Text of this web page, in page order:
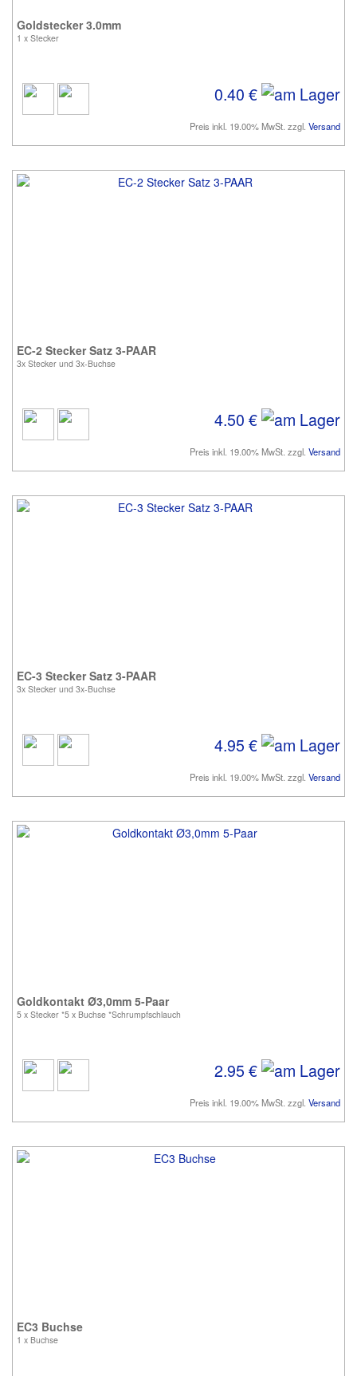
Goldstecker 3.0mm
1 x Stecker
0.40 €
Preis inkl. 19.00% MwSt. zzgl. Versand
EC-2 Stecker Satz 3-PAAR
3x Stecker und 3x-Buchse
4.50 €
Preis inkl. 19.00% MwSt. zzgl. Versand
EC-3 Stecker Satz 3-PAAR
3x Stecker und 3x-Buchse
4.95 €
Preis inkl. 19.00% MwSt. zzgl. Versand
Goldkontakt Ø3,0mm 5-Paar
5 x Stecker *5 x Buchse *Schrumpfschlauch
2.95 €
Preis inkl. 19.00% MwSt. zzgl. Versand
EC3 Buchse
1 x Buchse